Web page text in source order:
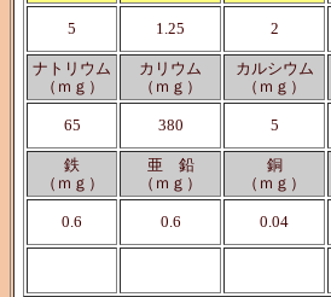
5 1.25 2
ナトリウム
（ｍｇ）
カリウム
（ｍｇ）
カルシウム
（ｍｇ）
65 380 5
鉄
（ｍｇ）
亜 鉛
（ｍｇ）
銅
（ｍｇ）
0.6 0.6 0.04